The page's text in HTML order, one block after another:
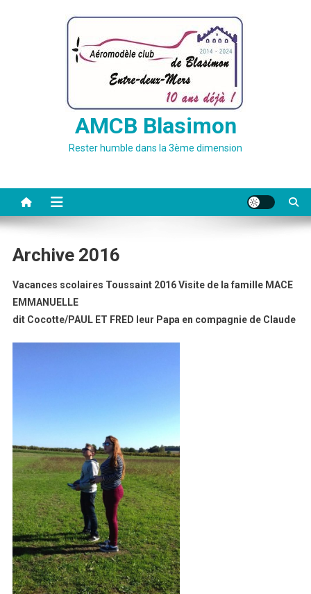
AMCB Blasimon
Rester humble dans la 3ème dimension
Archive 2016
Vacances scolaires Toussaint 2016Visite de la famille MACE
EMMANUELLE
dit Cocotte/PAUL ET FRED leur Papa en compagnie de Claude